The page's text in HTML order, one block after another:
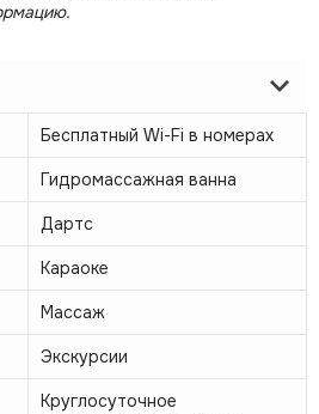
Бесплатный Wi-Fi в номерах
Гидромассажная ванна
Дартс
Караоке
Массаж
Экскурсии
Круглосуточное